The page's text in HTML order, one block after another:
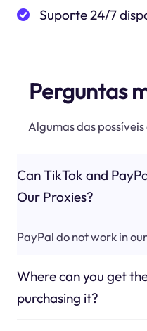
Suporte 24/7
Perguntas
Algumas das
Can TikTok and
Our Proxies?
PayPal do not work in
Where can you get
purchasing it?